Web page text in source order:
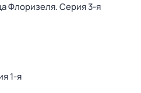
Флоризеля. Серия 3-я
1-я